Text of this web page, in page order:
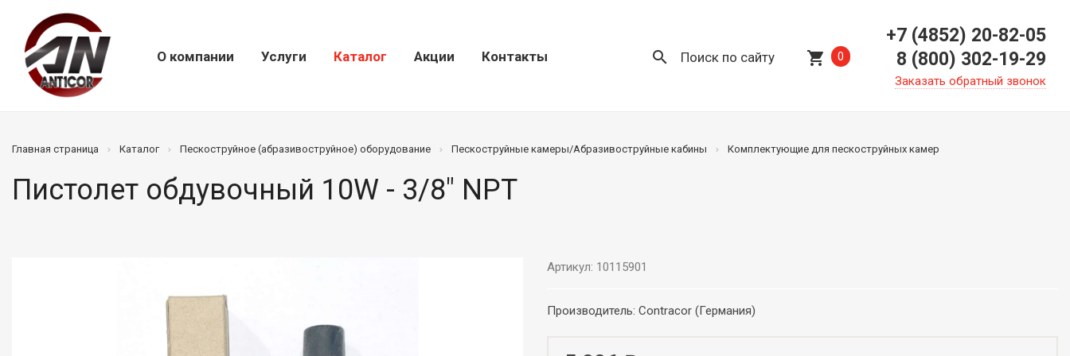
О компании Услуги Каталог Акции Контакты search Поиск по сайту shopping_cart 0
+7 (4852) 20-82-05
8 (800) 302-19-29
Заказать обратный звонок
Главная страница Каталог Пескоструйное (абразивоструйное) оборудование Пескоструйные камеры/Абразивоструйные кабины Комплектующие для пескоструйных камер
Пистолет обдувочный 10W - 3/8" NPT
Артикул: 10115901
Производитель: Contracor (Германия)